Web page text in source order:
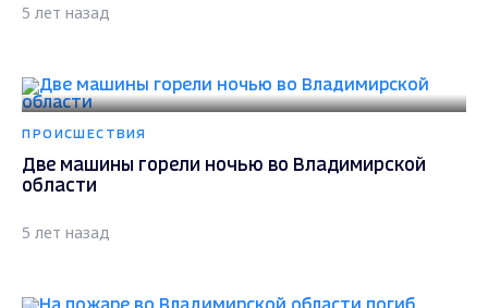
5 лет назад
ПРОИСШЕСТВИЯ
Две машины горели ночью во Владимирской
области
5 лет назад